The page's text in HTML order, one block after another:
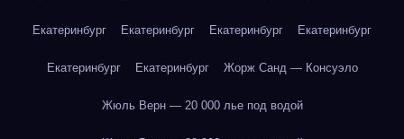
Екатеринбург Екатеринбург Екатеринбург Екатеринбург
Екатеринбург Екатеринбург Жорж Санд — Консуэло
Жюль Верн — 20 000 лье под водой